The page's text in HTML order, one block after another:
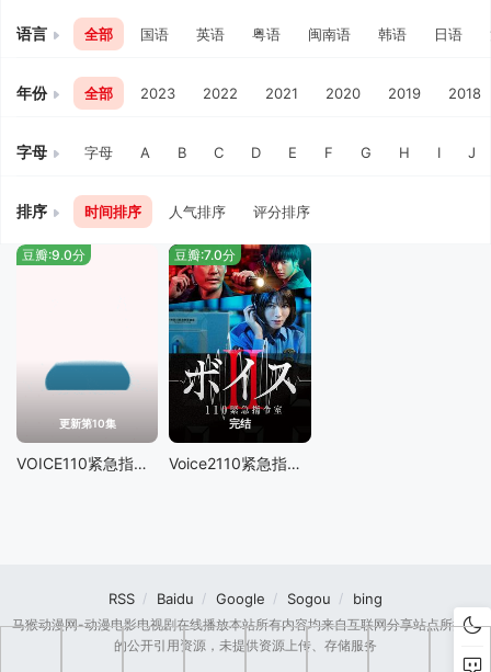
语言 全部 国语 英语 粤语 闽南语 韩语 日语
年份 全部 2023 2022 2021 2020 2019 2018
字母 字母 A B C D E F G H I J
排序 时间排序 人气排序 评分排序
更新第10集
豆瓣:9.0分
VOICE110紧急指令室
完结
豆瓣:7.0分
Voice2110紧急指令室
RSS Baidu Google Sogou bing
马猴动漫网-动漫电影电视剧在线播放本站所有内容均来自互联网分享站点所提供
的公开引用资源，未提供资源上传、存储服务